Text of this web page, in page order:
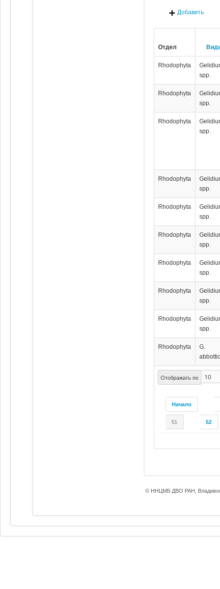
Добавить
Отдел
Отображать по
Начало
51 52
Rhodophyta
spp.
Rhodophyta
spp.
Rhodophyta
spp.
Rhodophyta
spp.
Rhodophyta
spp.
Rhodophyta
spp.
Rhodophyta
spp.
Rhodophyta
spp.
Rhodophyta
spp.
Rhodophyta
G.
© ННЦМБ ДВО РАН,